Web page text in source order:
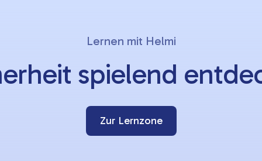
Lernen mit Helmi
spielend
Zur Lernzone